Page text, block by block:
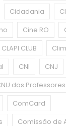
Cidadania
Cine RO
CLAPI CLUB
CNI CNJ
dos Professores
ComCard
Comissão de